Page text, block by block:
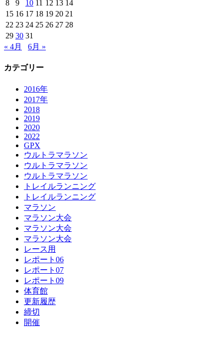
8
9 10 11 12 13 14
15 16 17 18 19 20 21
22 23 24 25 26 27 28
29 30 31
« 4月
6月 »
カテゴリー
2016年
2017年
2018
2019
2020
2022
GPX
ウルトラマラソン
ウルトラマラソン
ウルトラマラソン
トレイルランニング
トレイルランニング
マラソン
マラソン大会
マラソン大会
マラソン大会
レース用
レポート06
レポート07
レポート09
体育館
更新履歴
締切
開催